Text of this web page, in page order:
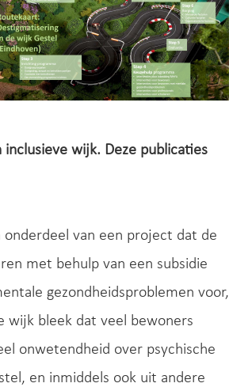
wijk. Deze publicaties
onderdeel van een project dat de
met behulp van een subsidie
gezondheidsproblemen voor,
wijk bleek dat veel bewoners
onwetendheid over psychische
en inmiddels ook uit andere